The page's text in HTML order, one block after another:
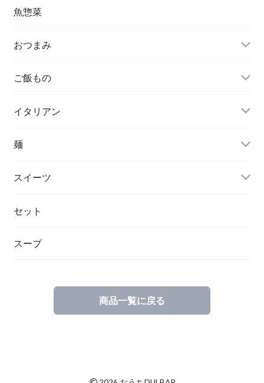
魚惣菜
おつまみ
ご飯もの
イタリアン
麺
スイーツ
セット
スープ
商品一覧に戻る